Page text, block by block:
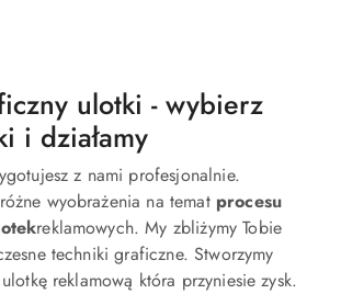
ulotki - wybierz
i działamy
z nami profesjonalnie.
wyobrażenia na temat procesu
reklamowych. My zbliżymy Tobie
techniki graficzne. Stworzymy
reklamową która przyniesie zysk.